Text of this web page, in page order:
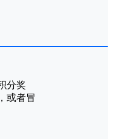
分奖
或者冒